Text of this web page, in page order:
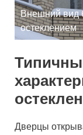
Внешний вид
остеклением
Дверцы